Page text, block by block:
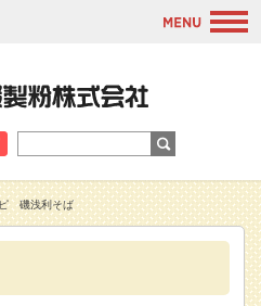
磯浅利そば